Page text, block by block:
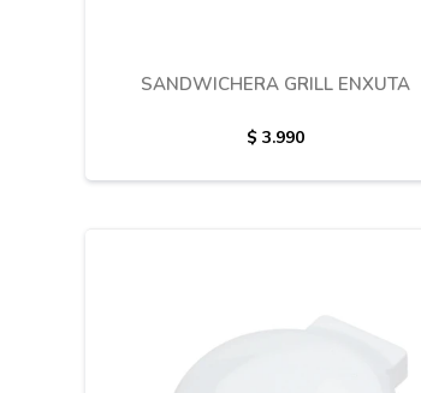
SANDWICHERA GRILL ENXUTA
$ 3.990